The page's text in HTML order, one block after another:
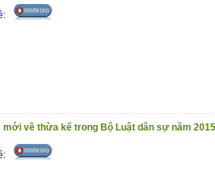
mới về thừa kế trong Bộ Luật dân sự năm